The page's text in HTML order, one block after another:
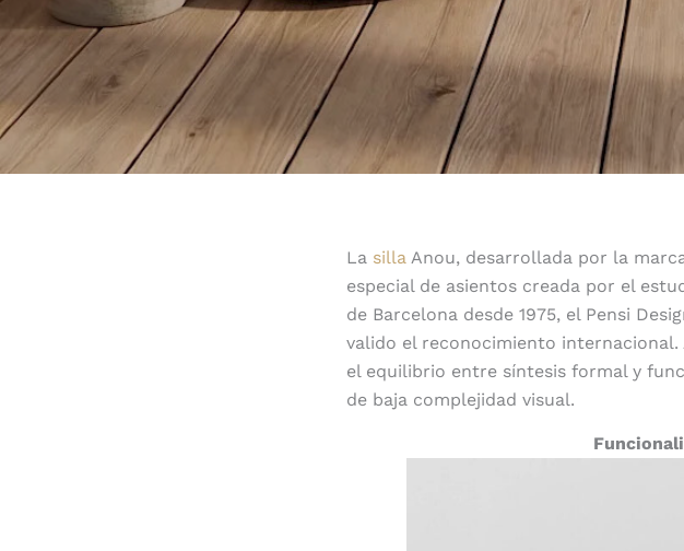
La silla Anou, desarrollada por la
especial de asientos creada por el
de Barcelona desde 1975, el Pensi
valido el reconocimiento
el equilibrio entre síntesis formal y
de baja complejidad visual.